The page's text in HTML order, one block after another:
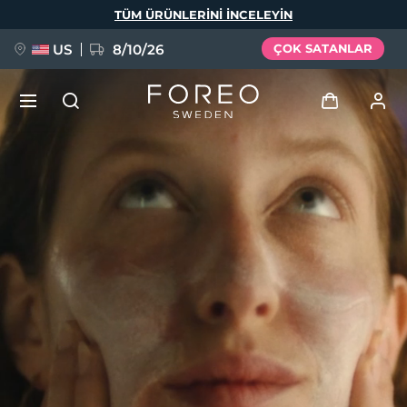
TÜM ÜRÜNLERINI INCELEYIN
US 8/10/26 ÇOK SATANLAR
Giriş
Kullanici profi̇li̇
Cihazlarım
Siparişlerim
Adresim
Aboneliklerim
FAQ™ Pure Beauty-Tech Elixir
BREAKING NEWS
issa™ Teeth Whitening Set
Dil Seçimi
English
Español
Français
Русский
Türkçe
简体中文 繁體中文